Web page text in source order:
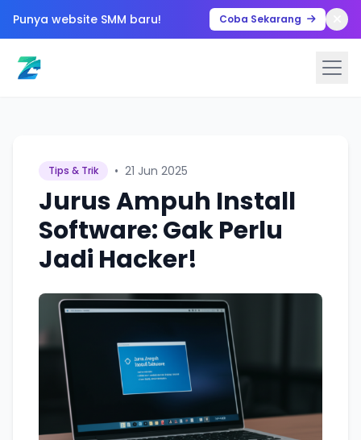
Punya website SMM baru! Coba Sekarang
Tips & Trik • 21 Jun 2025
Jurus Ampuh Install
Software: Gak Perlu
Jadi Hacker!